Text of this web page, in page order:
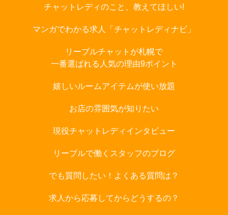
チャットレディのこと、教えてほしい!
マンガでわかる求人「チャットレディナビ」
リーブルチャットが札幌で
一番選ばれる人気の理由9ポイント
嬉しいルームアイテムが使い放題
お店の雰囲気が知りたい
現役チャットレディインタビュー
リーブルで働くスタッフのブログ
でも質問したい！よくある質問は？
求人から応募してからどうするの？